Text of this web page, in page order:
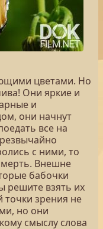
цветами. Но
Они яркие и
и
они начнут
все на
с ними, то
Внешне
бабочки
решите взять их
точки зрения не
но они
смыслу слова